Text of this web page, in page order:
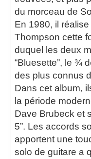
du morceau de
En 1980, il
Thompson cette
duquel les deux
“Bluesette”, le ¾
des plus connus
Dans cet album,
la période
Dave Brubeck et
5”. Les accords
apportent une
solo de guitare a